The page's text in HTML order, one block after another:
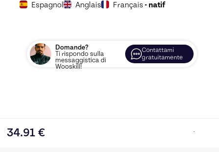
Espagnol Anglais Français - natif
Domande?
Ti rispondo sulla
messaggistica di
Wooskill!
Contattami
gratuitamente
34.91 €